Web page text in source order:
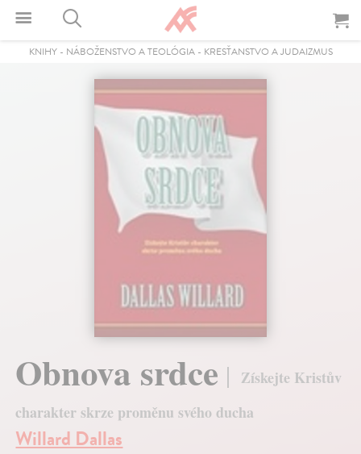
KNIHY- NÁBOŽENSTVO A TEOLÓGIA- KRESŤANSTVO A JUDAIZMUS
Obnova srdce
Získejte Kristův
charakter skrze proměnu svého ducha
Willard Dallas